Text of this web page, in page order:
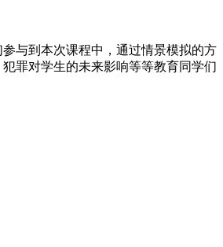
与到本次课程中，通过情景模拟的方
罪对学生的未来影响等等教育同学们